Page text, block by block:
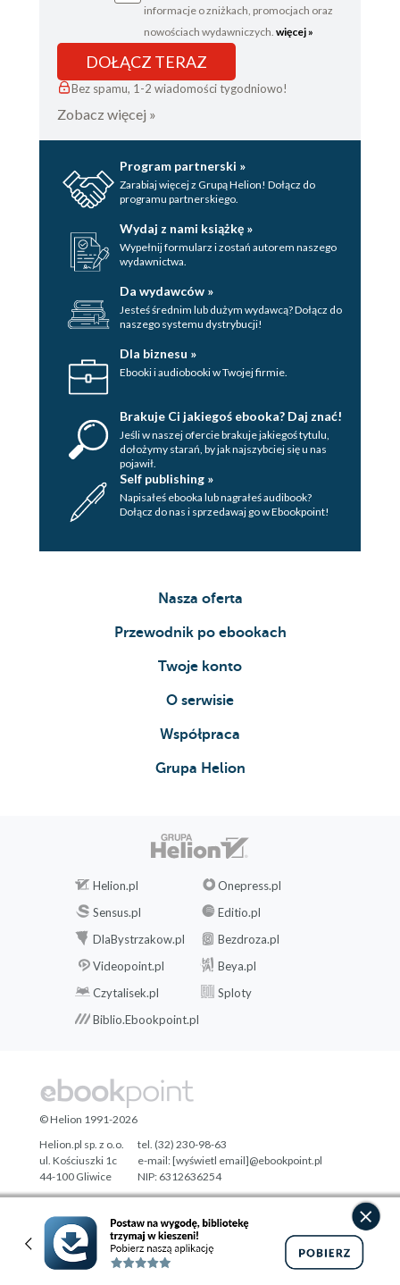
informacje o zniżkach, promocjach oraz
nowościach wydawniczych. więcej »
DOŁĄCZ TERAZ
Bez spamu, 1-2 wiadomości tygodniowo!
Zobacz więcej »
Program partnerski »
Zarabiaj więcej z Grupą Helion! Dołącz do
programu partnerskiego.
Wydaj z nami książkę »
Wypełnij formularz i zostań autorem naszego
wydawnictwa.
Da wydawców »
Jesteś średnim lub dużym wydawcą? Dołącz do
naszego systemu dystrybucji!
Dla biznesu »
Ebooki i audiobooki w Twojej firmie.
Brakuje Ci jakiegoś ebooka? Daj znać!
Jeśli w naszej ofercie brakuje jakiegoś tytulu,
dołożymy starań, by jak najszybciej się u nas
pojawił.
Self publishing »
Napisałeś ebooka lub nagrałeś audibook?
Dołącz do nas i sprzedawaj go w Ebookpoint!
Nasza oferta
Przewodnik po ebookach
Twoje konto
O serwisie
Współpraca
Grupa Helion
Helion.pl
Onepress.pl
Sensus.pl
Editio.pl
DlaBystrzakow.pl
Bezdroza.pl
Videopoint.pl
Beya.pl
Czytalisek.pl
Sploty
Biblio.Ebookpoint.pl
Designed with ♥ byTonik.pl
© Helion 1991-2026
Helion.pl sp. z o.o.
ul. Kościuszki 1c
44-100 Gliwice
tel. (32) 230-98-63
e-mail:[wyświetl email]@ebookpoint.pl
NIP: 6312636254
Regon: 241989027
Pełna wersja strony »